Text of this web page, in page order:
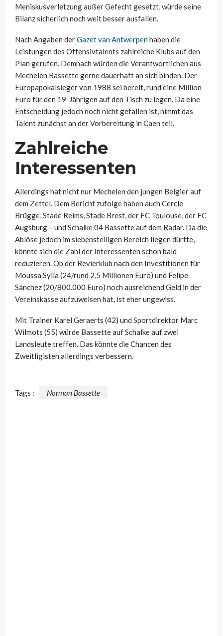
Meniskusverletzung außer Gefecht gesetzt, würde seine
Bilanz sicherlich noch weit besser ausfallen.
Nach Angaben derGazet van Antwerpenhaben die
Leistungen des Offensivtalents zahlreiche Klubs auf den
Plan gerufen. Demnach würden die Verantwortlichen aus
Mechelen Bassette gerne dauerhaft an sich binden. Der
Europapokalsieger von 1988 sei bereit, rund eine Million
Euro für den 19-Jährigen auf den Tisch zu legen. Da eine
Entscheidung jedoch noch nicht gefallen ist, nimmt das
Talent zunächst an der Vorbereitung in Caen teil.
Zahlreiche
Interessenten
Allerdings hat nicht nur Mechelen den jungen Belgier auf
dem Zettel. Dem Bericht zufolge haben auch Cercle
Brügge, Stade Reims, Stade Brest, der FC Toulouse, der FC
Augsburg – und Schalke 04 Bassette auf dem Radar. Da die
Ablöse jedoch im siebenstelligen Bereich liegen dürfte,
könnte sich die Zahl der Interessenten schon bald
reduzieren. Ob der Revierklub nach den Investitionen für
Moussa Sylla (24/rund 2,5 Millionen Euro) und Felipe
Sánchez (20/800.000 Euro) noch ausreichend Geld in der
Vereinskasse aufzuweisen hat, ist eher ungewiss.
Mit Trainer Karel Geraerts (42) und Sportdirektor Marc
Wilmots (55) würde Bassette auf Schalke auf zwei
Landsleute treffen. Das könnte die Chancen des
Zweitligisten allerdings verbessern.
Tags : Norman Bassette